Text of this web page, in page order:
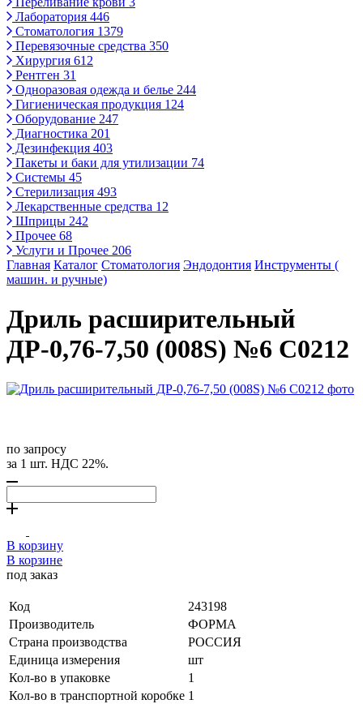
Лаборатория 446
Стоматология 1379
Перевязочные средства 350
Хирургия 612
Рентген 31
Одноразовая одежда и белье 244
Гигиеническая продукция 124
Оборудование 247
Диагностика 201
Дезинфекция 403
Пакеты и баки для утилизации 74
Системы 45
Стерилизация 493
Лекарственные средства 12
Шприцы 242
Прочее 68
Услуги и Прочее 206
Главная Каталог Стоматология Эндодонтия Инструменты (
машин. и ручные)
Дриль расширительный
ДР-0,76-7,50 (008S) №6 С0212
по запросу
за 1 шт. НДС 22%.
В корзину
В корзине
под заказ
Код
243198
Производитель
ФОРМА
Страна производства
РОССИЯ
Единица измерения
шт
Кол-во в упаковке
1
Кол-во в транспортной коробке 1